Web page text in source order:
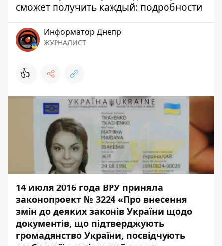
сможет получить каждый: подробности
Информатор Днепр
ЖУРНАЛИСТ
👍
14 июля 2016 года ВРУ приняла
законопроект № 3224 «Про внесення
змін до деяких законів України щодо
документів, що підтверджують
громадянство України, посвідчують